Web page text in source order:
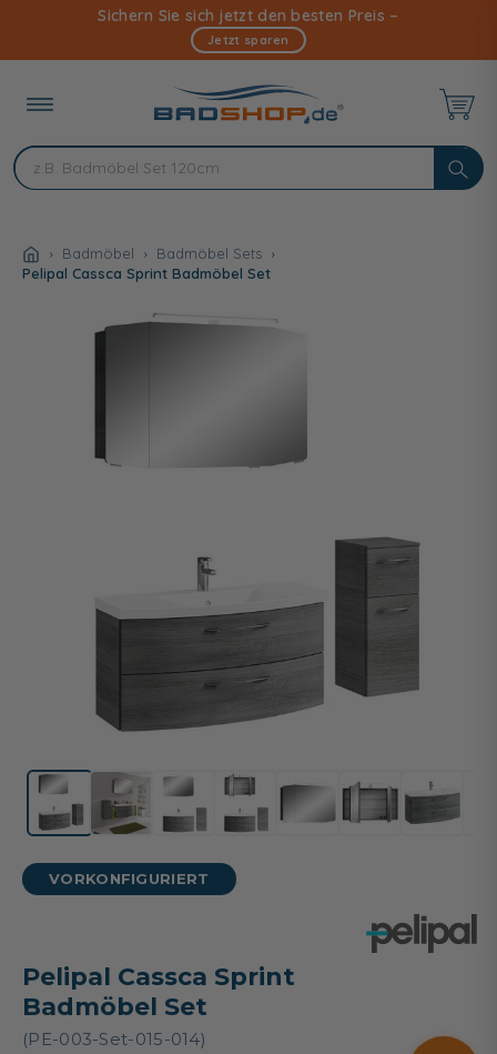
Inhalt
Sichern Sie sich jetzt den besten Preis –
Jetzt sparen
Badmöbel
Badmöbel Sets
Pelipal Cassca Sprint Badmöbel Set
VORKONFIGURIERT
Pelipal Cassca Sprint
Badmöbel Set
(PE-003-Set-015-014)